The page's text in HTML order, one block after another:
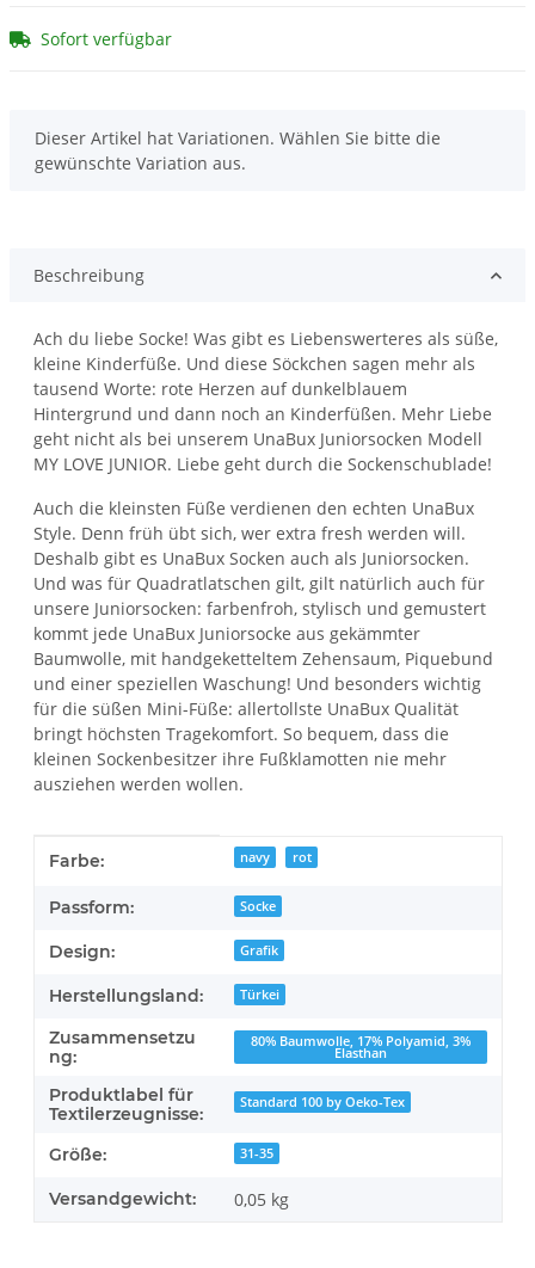
Sofort verfügbar
x
Dieser Artikel hat Variationen. Wählen Sie bitte die
gewünschte Variation aus.
Beschreibung
Ach du liebe Socke! Was gibt es Liebenswerteres als süße,
kleine Kinderfüße. Und diese Söckchen sagen mehr als
tausend Worte: rote Herzen auf dunkelblauem
Hintergrund und dann noch an Kinderfüßen. Mehr Liebe
geht nicht als bei unserem UnaBux Juniorsocken Modell
MY LOVE JUNIOR. Liebe geht durch die Sockenschublade!
Auch die kleinsten Füße verdienen den echten UnaBux
Style. Denn früh übt sich, wer extra fresh werden will.
Deshalb gibt es UnaBux Socken auch als Juniorsocken.
Und was für Quadratlatschen gilt, gilt natürlich auch für
unsere Juniorsocken: farbenfroh, stylisch und gemustert
kommt jede UnaBux Juniorsocke aus gekämmter
Baumwolle, mit handgeketteltem Zehensaum, Piquebund
und einer speziellen Waschung! Und besonders wichtig
für die süßen Mini-Füße: allertollste UnaBux Qualität
bringt höchsten Tragekomfort. So bequem, dass die
kleinen Sockenbesitzer ihre Fußklamotten nie mehr
ausziehen werden wollen.
Produkteigenschaft
Wert
Farbe: navy rot
Passform: Socke
Design: Grafik
Herstellungsland: Türkei
Zusammensetzu
ng:
80% Baumwolle, 17% Polyamid, 3%
Elasthan
Produktlabel für
Textilerzeugnisse:
Standard 100 by Oeko-Tex
Größe: 31-35
Versandgewicht: 0,05 kg